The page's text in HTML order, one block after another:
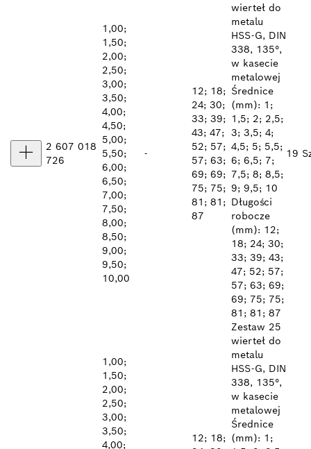
2 607 018
726
1,00;
1,50;
2,00;
2,50;
3,00;
3,50;
4,00;
4,50;
5,00;
5,50;
6,00;
6,50;
7,00;
7,50;
8,00;
8,50;
9,00;
9,50;
10,00
-
12; 18;
24; 30;
33; 39;
43; 47;
52; 57;
57; 63;
69; 69;
75; 75;
81; 81;
87
wierteł do
metalu
HSS-G, DIN
338, 135°,
w kasecie
metalowej
Średnice
(mm): 1;
1,5; 2; 2,5;
3; 3,5; 4;
4,5; 5; 5,5;
6; 6,5; 7;
7,5; 8; 8,5;
9; 9,5; 10
Długości
robocze
(mm): 12;
18; 24; 30;
33; 39; 43;
47; 52; 57;
57; 63; 69;
69; 75; 75;
81; 81; 87
19
1,00;
1,50;
2,00;
2,50;
3,00;
3,50;
4,00;
12; 18;
Zestaw 25
wierteł do
metalu
HSS-G, DIN
338, 135°,
w kasecie
metalowej
Średnice
(mm): 1;